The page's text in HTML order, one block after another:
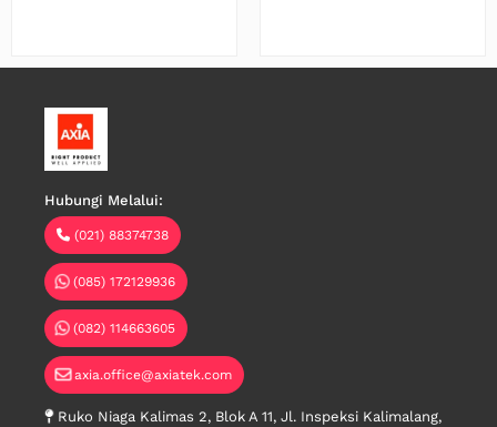
Hubungi Melalui:
(021) 88374738
(085) 172129936
(082) 114663605
axia.office@axiatek.com
Ruko Niaga Kalimas 2, Blok A 11, Jl. Inspeksi Kalimalang,